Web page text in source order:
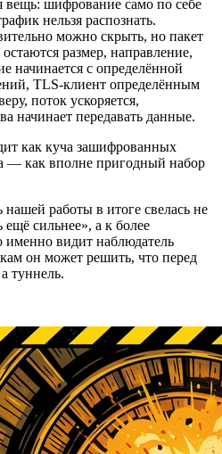
вещь: шифрование само по себе
нельзя распознать.
можно скрыть, но пакет
размер, направление,
начинается с определённой
TLS-клиент определённым
поток ускоряется,
начинает передавать данные.
как куча зашифрованных
— как вполне пригодный набор
нашей работы в итоге свелась не
сильнее», а к более
именно видит наблюдатель
он может решить, что перед
туннель.